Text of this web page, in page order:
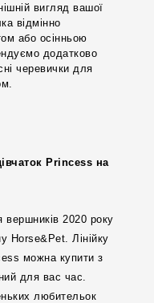
вигляд вашої
відмінно
або осінньою
додатково
черевички для
Princess на
вершників 2020 року
Horse&Pet. Лінійку
можна купити з
для вас час.
любительок